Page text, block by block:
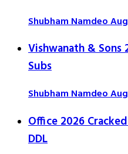
Shubham Namdeo
Vishwanath & Sons
Subs
Shubham Namdeo
Office 2026
DDL